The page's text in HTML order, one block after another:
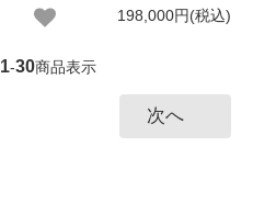
198,000円(税込)
1-30商品表示
次へ